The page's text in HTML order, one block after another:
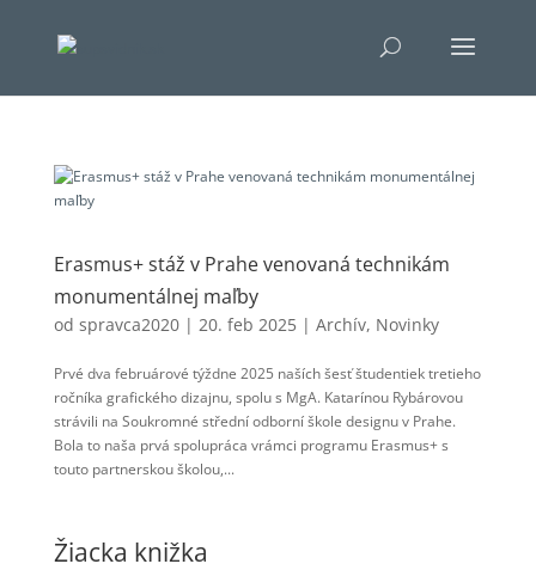
Erasmus+ stáž v Prahe venovaná technikám
monumentálnej maľby
od spravca2020| 20. feb 2025| Archív, Novinky
Prvé dva februárové týždne 2025 naších šesť študentiek tretieho
ročníka grafického dizajnu, spolu s MgA. Katarínou Rybárovou
strávili na Soukromné střední odborní škole designu v Prahe.
Bola to naša prvá spolupráca vrámci programu Erasmus+ s
touto partnerskou školou,...
Žiacka knižka